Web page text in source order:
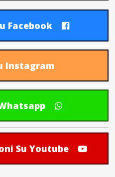
Facebook
Instagram
Su Youtube